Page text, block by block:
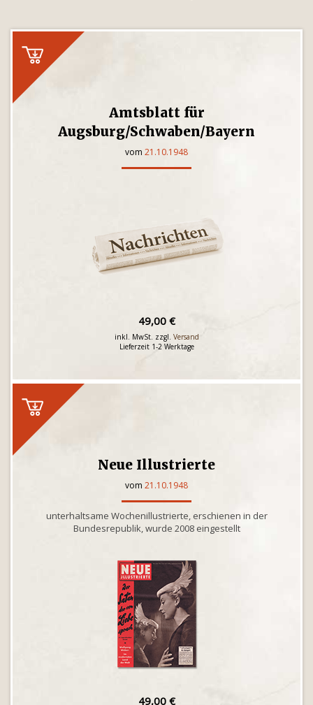
Amtsblatt für
Augsburg/Schwaben/Bayern
vom 21.10.1948
49,00 €
inkl. MwSt. zzgl. Versand
Lieferzeit 1-2 Werktage
Neue Illustrierte
vom 21.10.1948
unterhaltsame Wochenillustrierte, erschienen in der
Bundesrepublik, wurde 2008 eingestellt
49,00 €